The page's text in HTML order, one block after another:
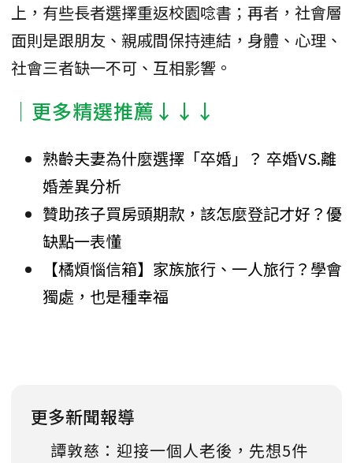
上，有些長者選擇重返校園唸書；再者，社會層
面則是跟朋友、親戚間保持連結，身體、心理、
社會三者缺一不可、互相影響。
│更多精選推薦↓↓↓
熟齡夫妻為什麼選擇「卒婚」？ 卒婚VS.離
婚差異分析
贊助孩子買房頭期款，該怎麼登記才好？優
缺點一表懂
【橘煩惱信箱】家族旅行、一人旅行？學會
獨處，也是種幸福
更多新聞報導
譚敦慈：迎接一個人老後，先想5件